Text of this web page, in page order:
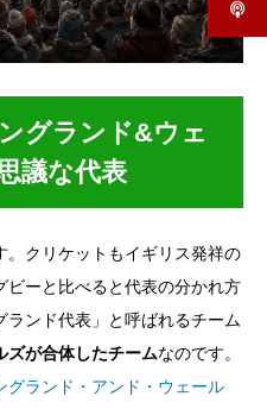
グランド&ウェ
議な代表
。クリケットもイギリス発祥の
ビーと比べると代表の分かれ方
ンド代表」と呼ばれるチーム
ズが合体したチームなのです。
グランド・アンド・ウェール